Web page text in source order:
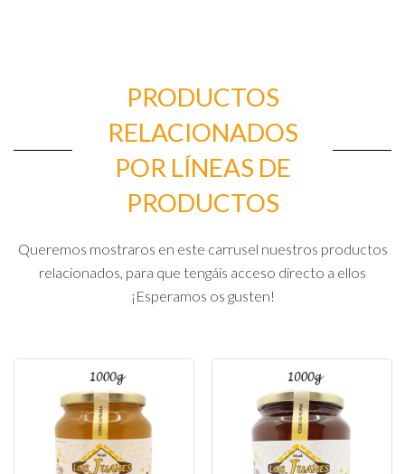
PRODUCTOS
RELACIONADOS
POR LÍNEAS DE
PRODUCTOS
Queremos mostraros en este carrusel nuestros productos
relacionados, para que tengáis acceso directo a ellos
¡Esperamos os gusten!